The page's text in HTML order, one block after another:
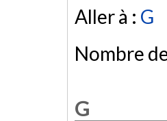
Aller à : G
Nombre
G